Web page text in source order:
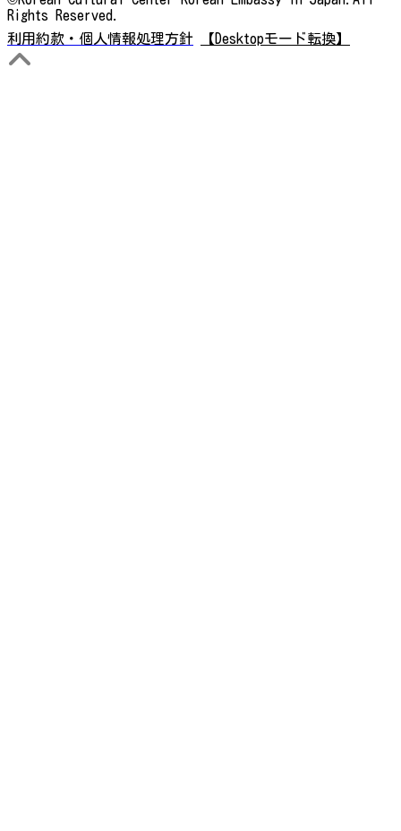
Rights Reserved.
利用約款・個人情報処理方針
【Desktopモード転換】